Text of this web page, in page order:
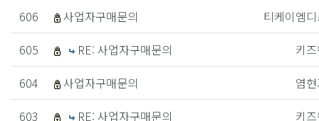
606 사업자구매문의
티케이엠
605
RE: 사업자구매문의
키
604
사업자구매문의
염
603
RE: 사업자구매문의
키